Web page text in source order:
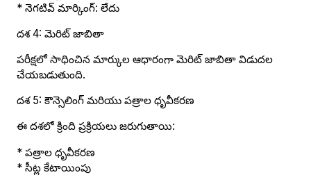
* నెగటివ్ మార్కింగ్: లేదు
దశ 4: మెరిట్ జాబితా
పరీక్షలో సాధించిన మార్కుల ఆధారంగా మెరిట్ జాబితా విడుదల
చేయబడుతుంది.
దశ 5: కౌన్సెలింగ్ మరియు పత్రాల ధృవీకరణ
ఈ దశలో క్రింది ప్రక్రియలు జరుగుతాయి:
* పత్రాల ధృవీకరణ
* సీట్ల కేటాయింపు